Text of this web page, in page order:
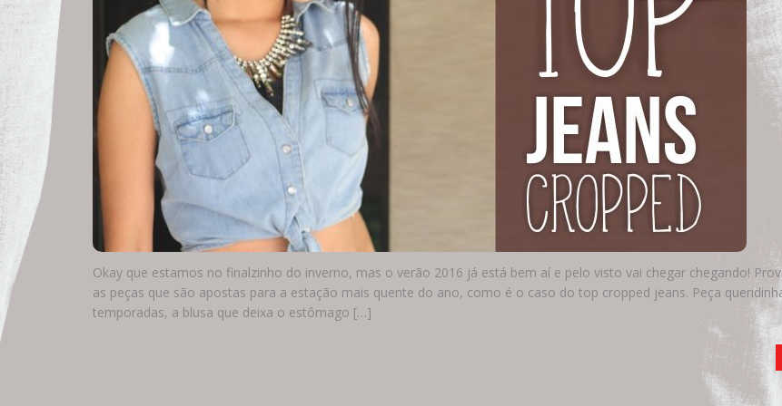
Okay que estamos no finalzinho do inverno, mas o verão 2016 já está bem aí e pelo visto vai chegar chegando!
as peças que são apostas para a estação mais quente do ano, como é o caso do top cropped jeans. Peça
temporadas, a blusa que deixa o estômago […]